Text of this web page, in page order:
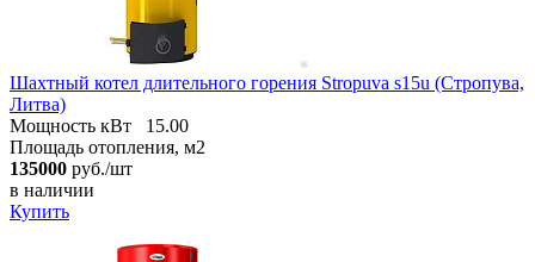
Шахтный котел длительного горения Stropuva s15u (Стропува,
Литва)
Мощность кВт
15.00
Площадь отопления, м2
135000 руб./шт
в наличии
Купить